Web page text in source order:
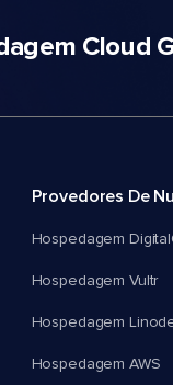
Cloud
Provedores De
Hospedagem
Hospedagem Vultr
Hospedagem
Hospedagem AWS